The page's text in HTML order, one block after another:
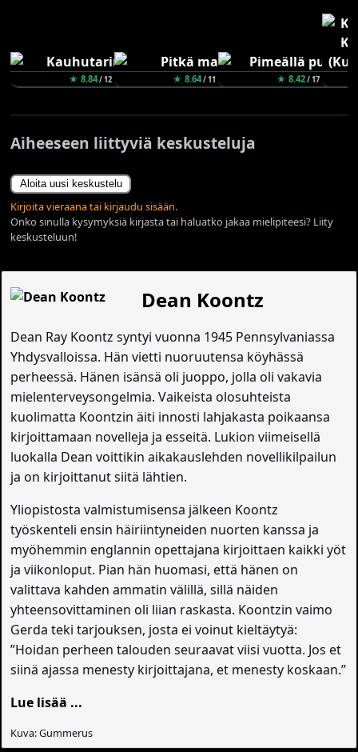
★ 8.84/ 12 ★ 8.64/ 11 ★ 8.42/ 17
Aiheeseen liittyviä keskusteluja
Aloita uusi keskustelu
Kirjoita vieraana tai kirjaudu sisään.
Onko sinulla kysymyksiä kirjasta tai haluatko jakaa mielipiteesi? Liity
keskusteluun!
Dean Koontz
Dean Ray Koontz syntyi vuonna 1945 Pennsylvaniassa
Yhdysvalloissa. Hän vietti nuoruutensa köyhässä
perheessä. Hänen isänsä oli juoppo, jolla oli vakavia
mielenterveysongelmia. Vaikeista olosuhteista
kuolimatta Koontzin äiti innosti lahjakasta poikaansa
kirjoittamaan novelleja ja esseitä. Lukion viimeisellä
luokalla Dean voittikin aikakauslehden novellikilpailun
ja on kirjoittanut siitä lähtien.
Yliopistosta valmistumisensa jälkeen Koontz
työskenteli ensin häiriintyneiden nuorten kanssa ja
myöhemmin englannin opettajana kirjoittaen kaikki yöt
ja viikonloput. Pian hän huomasi, että hänen on
valittava kahden ammatin välillä, sillä näiden
yhteensovittaminen oli liian raskasta. Koontzin vaimo
Gerda teki tarjouksen, josta ei voinut kieltäytyä:
”Hoidan perheen talouden seuraavat viisi vuotta. Jos et
siinä ajassa menesty kirjoittajana, et menesty koskaan.”
Lue lisää ...
Kuva: Gummerus